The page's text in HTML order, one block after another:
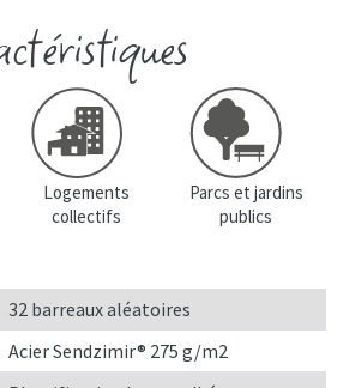
Logements
collectifs
Parcs et jardins
publics
32 barreaux aléatoires
Acier Sendzimir® 275 g/m2